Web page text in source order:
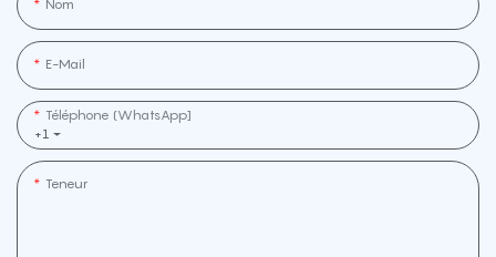
Nom
E-Mail
+1
Téléphone (WhatsApp]
Teneur